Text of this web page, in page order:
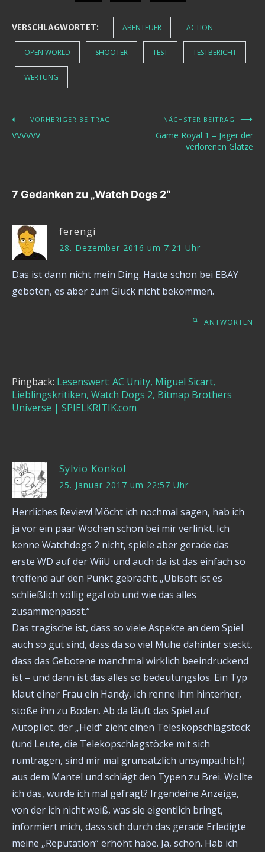
VERSCHLAGWORTET: ABENTEUER ACTION
OPEN WORLD SHOOTER TEST TESTBERICHT
WERTUNG
Beitragsnavigation
VORHERIGER BEITRAG
VVVVVV
NÄCHSTER BEITRAG
Game Royal 1 – Jäger der
verlorenen Glatze
7 Gedanken zu „Watch Dogs 2“
ferengi
28. Dezember 2016 um 7:21 Uhr
Das ist dann nicht mein Ding. Hatte schon bei EBAY
geboten, es aber zum Glück nicht bekommen.
ANTWORTEN
Pingback: Lesenswert: AC Unity, Miguel Sicart,
Lieblingskritiken, Watch Dogs 2, Bitmap Brothers
Universe | SPIELKRITIK.com
Sylvio Konkol
25. Januar 2017 um 22:57 Uhr
Herrliches Review! Möcht ich nochmal sagen, hab ich
ja vor ein paar Wochen schon bei mir verlinkt. Ich
kenne Watchdogs 2 nicht, spiele aber gerade das
erste WD auf der WiiU und auch da ist das einfach so
treffend auf den Punkt gebracht: „Ubisoft ist es
schließlich völlig egal ob und wie das alles
zusammenpasst.“
Das tragische ist, dass so viele Aspekte an dem Spiel
auch so gut sind, dass da so viel Mühe dahinter steckt,
dass das Gebotene manchmal wirklich beeindruckend
ist – und dann ist das alles so bedeutungslos. Ein Typ
klaut einer Frau ein Handy, ich renne ihm hinterher,
stoße ihn zu Boden. Ab da läuft das Spiel auf
Autopilot, der „Held“ zieht einen Teleskopschlagstock
(und Leute, die Telekopschlagstöcke mit sich
rumtragen, sind mir mal grunsätzlich unsympathish)
aus dem Mantel und schlägt den Typen zu Brei. Wollte
ich das, wurde ich mal gefragt? Irgendeine Anzeige,
von der ich nicht weiß, was sie eigentlich bringt,
informiert mich, dass sich durch das gerade Erledigte
meine „Reputation“ erhöht habe. Ja, schön. Hab ich